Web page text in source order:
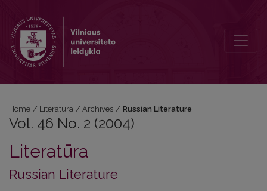
Home / Literatūra / Archives / Russian Literature
Vol. 46 No. 2 (2004)
Literatūra
Russian Literature